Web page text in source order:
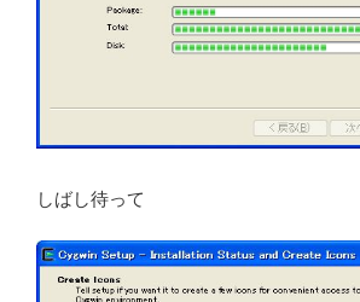
しばし待って